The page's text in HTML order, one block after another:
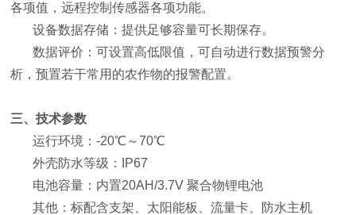
各项值，远程控制传感器各项功能。
设备数据存储：提供足够容量可长期保存。
数据评价：可设置高低限值，可自动进行数据预警分
析，预置若干常用的农作物的报警配置。
三、技术参数
运行环境：-20℃～70℃
外壳防水等级：IP67
电池容量：内置20AH/3.7V 聚合物锂电池
其他：标配含支架、太阳能板、流量卡、防水主机